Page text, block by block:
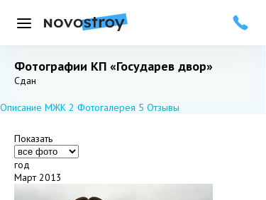
Меню
Фотографии КП «Государев двор»
Добавить в избранное
Подписаться
Сдан
Описание МЖК 2 Фотогалерея 5 Отзывы
Показать
год
Март 2013